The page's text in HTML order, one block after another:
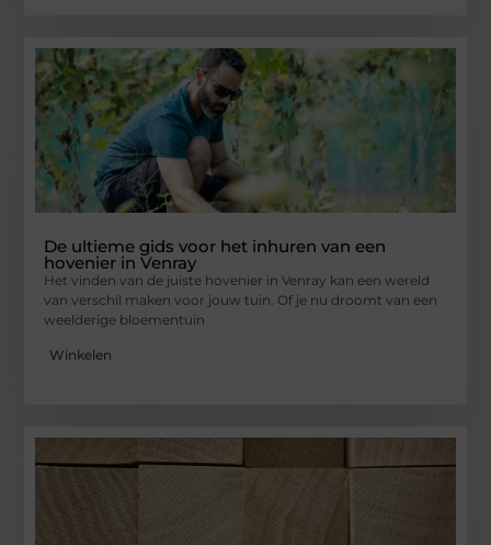
De ultieme gids voor het inhuren van een
hovenier in Venray
Het vinden van de juiste hovenier in Venray kan een wereld
van verschil maken voor jouw tuin. Of je nu droomt van een
weelderige bloementuin
Winkelen